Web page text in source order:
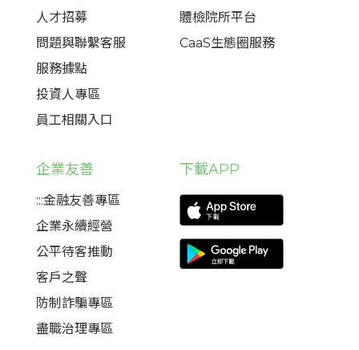
人才招募
問題與聯繫客服
服務據點
投資人專區
員工相關入口
體檢院所平台
CaaS生態圈服務
企業友善
:::金融友善專區
企業永續經營
公平待客推動
客戶之聲
防制詐騙專區
盡職治理專區
下載APP